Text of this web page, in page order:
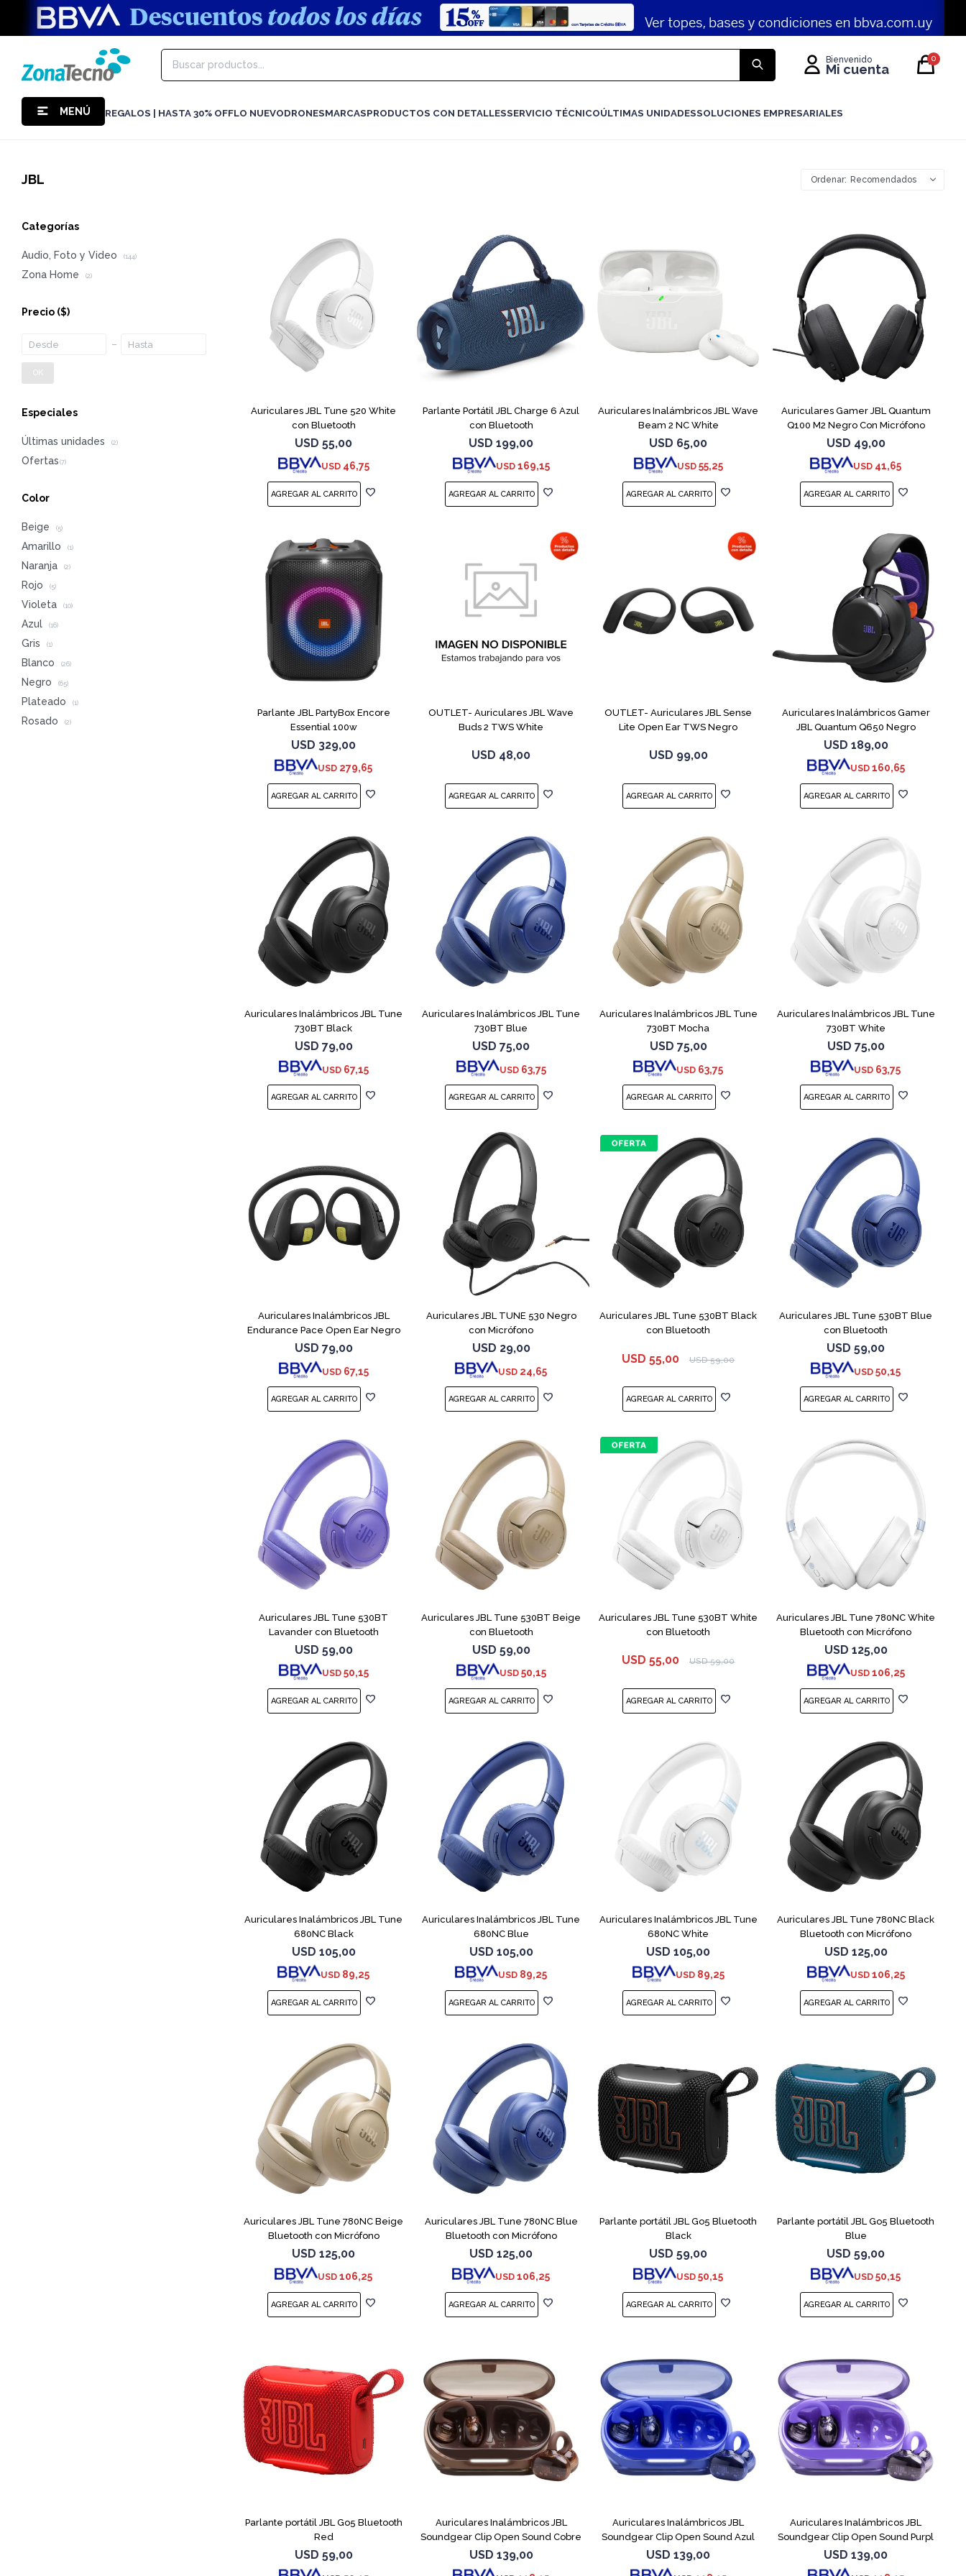
MENÚ REGALOS | HASTA 30% OFFLO NUEVODRONESMARCASPRODUCTOS CON DETALLESSERVICIO TÉCNICOÚLTIMAS UNIDADESSOLUCIONES EMPRESARIALES
0
JBL Recomendados
Auriculares JBL Tune 520 White
con Bluetooth
USD 55,00
USD 46,75
Parlante Portátil JBL Charge 6 Azul
con Bluetooth
USD 199,00
USD 169,15
Auriculares Inalámbricos JBL Wave
Beam 2 NC White
USD 65,00
USD 55,25
Auriculares Gamer JBL Quantum
Q100 M2 Negro Con Micrófono
USD 49,00
USD 41,65
Parlante JBL PartyBox Encore
Essential 100w
USD 329,00
USD 279,65
OUTLET- Auriculares JBL Wave
Buds 2 TWS White
USD 48,00
OUTLET- Auriculares JBL Sense
Lite Open Ear TWS Negro
USD 99,00
Auriculares Inalámbricos Gamer
JBL Quantum Q650 Negro
USD 189,00
USD 160,65
Auriculares Inalámbricos JBL Tune
730BT Black
USD 79,00
USD 67,15
Auriculares Inalámbricos JBL Tune
730BT Blue
USD 75,00
USD 63,75
Auriculares Inalámbricos JBL Tune
730BT Mocha
USD 75,00
USD 63,75
Auriculares Inalámbricos JBL Tune
730BT White
USD 75,00
USD 63,75
Auriculares Inalámbricos JBL
Endurance Pace Open Ear Negro
USD 79,00
USD 67,15
Auriculares JBL TUNE 530 Negro
con Micrófono
USD 29,00
USD 24,65
Auriculares JBL Tune 530BT Black
con Bluetooth
USD 55,00 USD 59,00
Auriculares JBL Tune 530BT Blue
con Bluetooth
USD 59,00
USD 50,15
Auriculares JBL Tune 530BT
Lavander con Bluetooth
USD 59,00
USD 50,15
Auriculares JBL Tune 530BT Beige
con Bluetooth
USD 59,00
USD 50,15
Auriculares JBL Tune 530BT White
con Bluetooth
USD 55,00 USD 59,00
Auriculares JBL Tune 780NC White
Bluetooth con Micrófono
USD 125,00
USD 106,25
Auriculares Inalámbricos JBL Tune
680NC Black
USD 105,00
USD 89,25
Auriculares Inalámbricos JBL Tune
680NC Blue
USD 105,00
USD 89,25
Auriculares Inalámbricos JBL Tune
680NC White
USD 105,00
USD 89,25
Auriculares JBL Tune 780NC Black
Bluetooth con Micrófono
USD 125,00
USD 106,25
Auriculares JBL Tune 780NC Beige
Bluetooth con Micrófono
USD 125,00
USD 106,25
Auriculares JBL Tune 780NC Blue
Bluetooth con Micrófono
USD 125,00
USD 106,25
Parlante portátil JBL Go5 Bluetooth
Black
USD 59,00
USD 50,15
Parlante portátil JBL Go5 Bluetooth
Blue
USD 59,00
USD 50,15
Parlante portátil JBL Go5 Bluetooth
Red
USD 59,00
Auriculares Inalámbricos JBL
Soundgear Clip Open Sound Cobre
USD 139,00
Auriculares Inalámbricos JBL
Soundgear Clip Open Sound Azul
USD 139,00
Auriculares Inalámbricos JBL
Soundgear Clip Open Sound Purpl
USD 139,00
Categorías
Audio, Foto y Video (144)
Zona Home (2)
Precio ($)
OK
Especiales
Últimas unidades (2)
Color
Beige (5)
Amarillo (1)
Naranja (2)
Rojo (5)
Violeta (10)
Azul (16)
Gris (1)
Blanco (26)
Negro (65)
Plateado (1)
Rosado (2)